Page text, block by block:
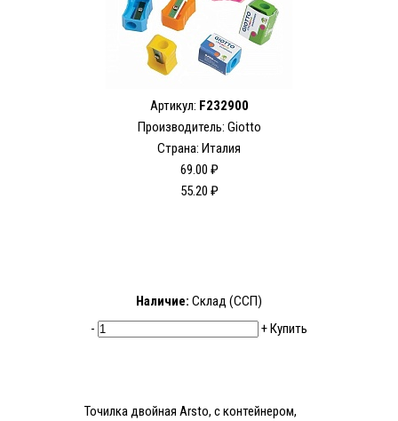
Артикул: F232900
Производитель: Giotto
Страна: Италия
69.00 ₽
55.20 ₽
Наличие: Склад (ССП)
-
+Купить
Точилка двойная Arsto, с контейнером,